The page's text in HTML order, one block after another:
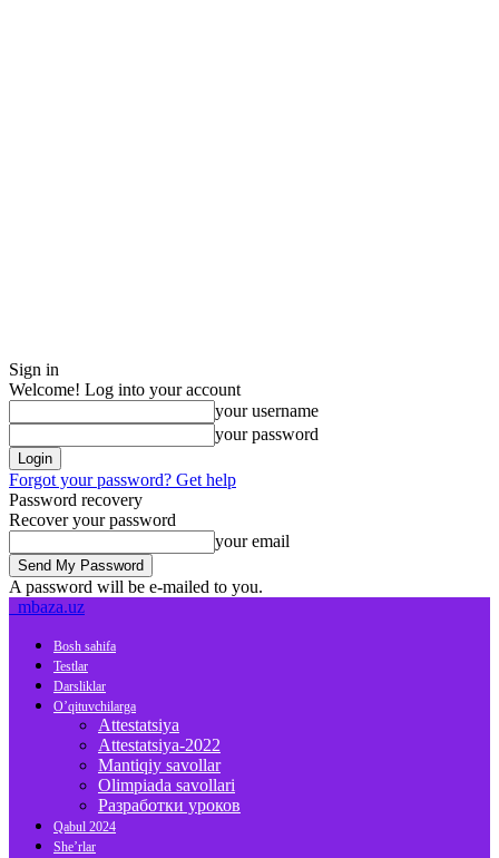
Sign in
Welcome! Log into your account
your username
your password
Forgot your password? Get help
Password recovery
Recover your password
your email
A password will be e-mailed to you.
mbaza.uz
Bosh sahifa
Testlar
Darsliklar
O’qituvchilarga
Attestatsiya
Attestatsiya-2022
Mantiqiy savollar
Olimpiada savollari
Разработки уроков
Qabul 2024
She’rlar